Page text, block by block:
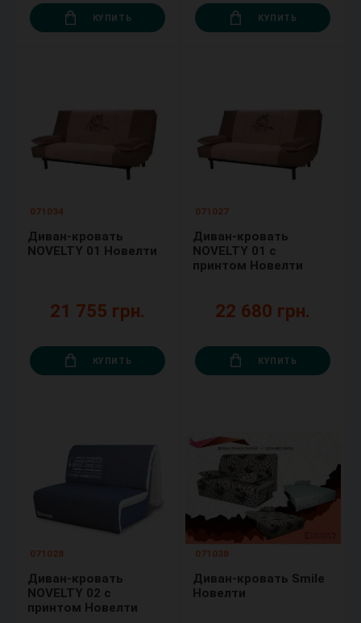
КУПИТЬ КУПИТЬ
071034
Диван-кровать
NOVELTY 01 Новелти
21 755 грн.
КУПИТЬ
071027
Диван-кровать
NOVELTY 01 с
принтом Новелти
22 680 грн.
КУПИТЬ
071028
Диван-кровать
NOVELTY 02 с
принтом Новелти
071038
Диван-кровать Smile
Новелти